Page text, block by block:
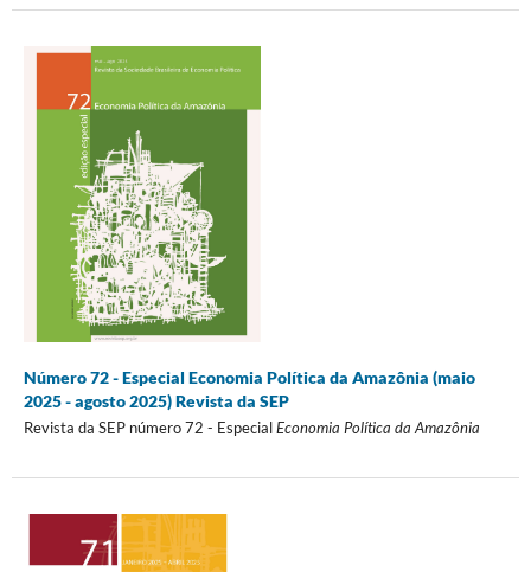
Número 72 - Especial Economia Política da Amazônia (maio
2025 - agosto 2025) Revista da SEP
Revista da SEP número 72 - EspecialEconomia Política da Amazônia